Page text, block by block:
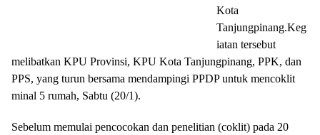
Kota
Tanjungpinang.Keg
iatan tersebut
melibatkan KPU Provinsi, KPU Kota Tanjungpinang, PPK, dan
PPS, yang turun bersama mendampingi PPDP untuk mencoklit
minal 5 rumah, Sabtu (20/1).
Sebelum memulai pencocokan dan penelitian (coklit) pada 20